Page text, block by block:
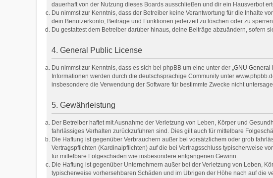
dauerhaft von der Nutzung dieses Boards ausschließen und dir ein Hausverbot
Du nimmst zur Kenntnis, dass der Betreiber keine Verantwortung für die Inhalte
dein Benutzerkonto, Beiträge und Funktionen jederzeit zu löschen oder zu
Du gestattest dem Betreiber darüber hinaus, deine Beiträge abzuändern, sofern
4. General Public License
Du nimmst zur Kenntnis, dass es sich bei phpBB um eine unter der „GNU General
Informationen werden durch die deutschsprachige Community unter
insbesondere die Verwendung der Software für bestimmte Zwecke nicht
5. Gewährleistung
Der Betreiber haftet mit Ausnahme der Verletzung von Leben, Körper und
fahrlässiges Verhalten zurückzuführen sind. Dies gilt auch für mittelbare
Die Haftung ist gegenüber Verbrauchern außer bei vorsätzlichem oder grob
Vertragspflichten (Kardinalpflichten) auf die bei Vertragsschluss typischerweise
für mittelbare Folgeschäden wie insbesondere entgangenen Gewinn.
Die Haftung ist gegenüber Unternehmern außer bei der Verletzung von Leben,
typischerweise vorhersehbaren Schäden und im Übrigen der Höhe nach auf die